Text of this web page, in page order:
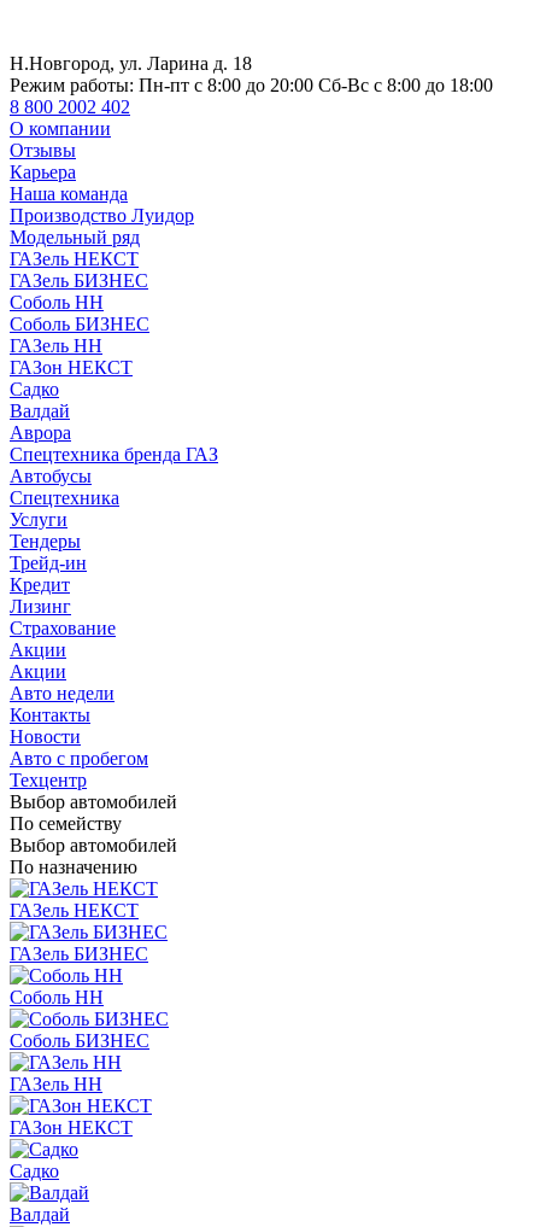
Н.Новгород, ул. Ларина д. 18
Режим работы: Пн-пт с 8:00 до 20:00 Сб-Вс с 8:00 до 18:00
8 800 2002 402
О компании
Отзывы
Карьера
Наша команда
Производство Луидор
Модельный ряд
ГАЗель НЕКСТ
ГАЗель БИЗНЕС
Соболь НН
Соболь БИЗНЕС
ГАЗель НН
ГАЗон НЕКСТ
Садко
Валдай
Аврора
Спецтехника бренда ГАЗ
Автобусы
Спецтехника
Услуги
Тендеры
Трейд-ин
Кредит
Лизинг
Страхование
Акции
Акции
Авто недели
Контакты
Новости
Авто с пробегом
Техцентр
Выбор автомобилей
По семейству
Выбор автомобилей
По назначению
ГАЗель НЕКСТ
ГАЗель БИЗНЕС
Соболь НН
Соболь БИЗНЕС
ГАЗель НН
ГАЗон НЕКСТ
Садко
Валдай